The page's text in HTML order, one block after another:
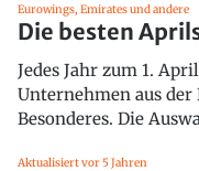
Eurowings, Emirates und andere
Die besten
Jedes Jahr zum 1.
Unternehmen aus
Besonderes. Die
Aktualisiert vor 5 Jahren